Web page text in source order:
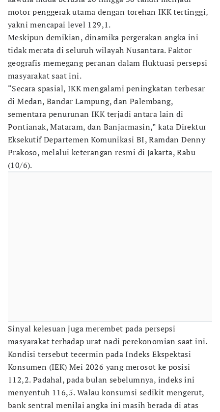
motor penggerak utama dengan torehan IKK tertinggi,
yakni mencapai level 129,1.
Meskipun demikian, dinamika pergerakan angka ini
tidak merata di seluruh wilayah Nusantara. Faktor
geografis memegang peranan dalam fluktuasi persepsi
masyarakat saat ini.
“Secara spasial, IKK mengalami peningkatan terbesar
di Medan, Bandar Lampung, dan Palembang,
sementara penurunan IKK terjadi antara lain di
Pontianak, Mataram, dan Banjarmasin,” kata Direktur
Eksekutif Departemen Komunikasi BI, Ramdan Denny
Prakoso, melalui keterangan resmi di Jakarta, Rabu
(10/6).
Sinyal kelesuan juga merembet pada persepsi
masyarakat terhadap urat nadi perekonomian saat ini.
Kondisi tersebut tecermin pada Indeks Ekspektasi
Konsumen (IEK) Mei 2026 yang merosot ke posisi
112,2. Padahal, pada bulan sebelumnya, indeks ini
menyentuh 116,5. Walau konsumsi sedikit mengerut,
bank sentral menilai angka ini masih berada di atas